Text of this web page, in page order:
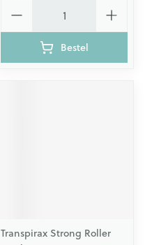
Bestel
Transpirax Strong Roller